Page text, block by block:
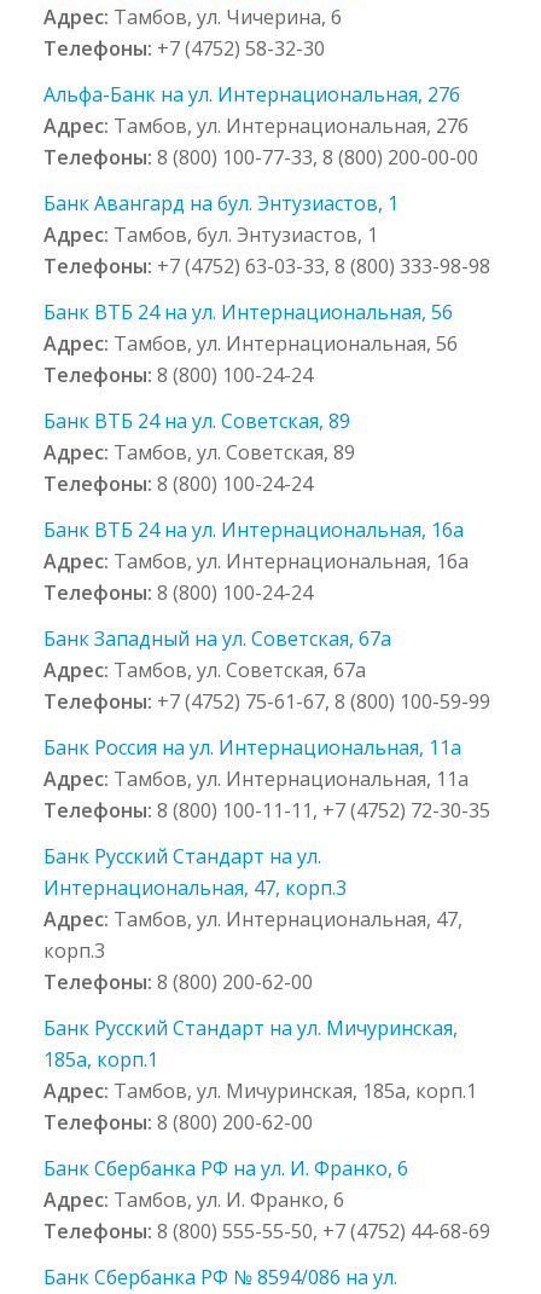
Адрес: Тамбов, ул. Чичерина, 6
Телефоны: +7 (4752) 58-32-30
Альфа-Банк на ул. Интернациональная, 27б
Адрес: Тамбов, ул. Интернациональная, 27б
Телефоны:8 (800) 100-77-33, 8 (800) 200-00-00
Банк Авангард на бул. Энтузиастов, 1
Адрес: Тамбов, бул. Энтузиастов, 1
Телефоны: +7 (4752) 63-03-33, 8 (800) 333-98-98
Банк ВТБ 24 на ул. Интернациональная, 56
Адрес: Тамбов, ул. Интернациональная, 56
Телефоны:8 (800) 100-24-24
Банк ВТБ 24 на ул. Советская, 89
Адрес: Тамбов, ул. Советская, 89
Телефоны:8 (800) 100-24-24
Банк ВТБ 24 на ул. Интернациональная, 16а
Адрес: Тамбов, ул. Интернациональная, 16а
Телефоны:8 (800) 100-24-24
Банк Западный на ул. Советская, 67а
Адрес: Тамбов, ул. Советская, 67а
Телефоны: +7 (4752) 75-61-67, 8 (800) 100-59-99
Банк Россия на ул. Интернациональная, 11а
Адрес: Тамбов, ул. Интернациональная, 11а
Телефоны:8 (800) 100-11-11, +7 (4752) 72-30-35
Банк Русский Стандарт на ул.
Интернациональная, 47, корп.3
Адрес: Тамбов, ул. Интернациональная, 47,
корп.3
Телефоны:8 (800) 200-62-00
Банк Русский Стандарт на ул. Мичуринская,
185а, корп.1
Адрес: Тамбов, ул. Мичуринская, 185а, корп.1
Телефоны:8 (800) 200-62-00
Банк Сбербанка РФ на ул. И. Франко, 6
Адрес: Тамбов, ул. И. Франко, 6
Телефоны:8 (800) 555-55-50, +7 (4752) 44-68-69
Банк Сбербанка РФ № 8594/086 на ул.